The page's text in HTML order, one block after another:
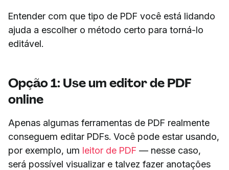
Entender com que tipo de PDF você está lidando
ajuda a escolher o método certo para torná-lo
editável.
Opção 1: Use um editor de PDF
online
Apenas algumas ferramentas de PDF realmente
conseguem editar PDFs. Você pode estar usando,
por exemplo, um leitor de PDF — nesse caso,
será possível visualizar e talvez fazer anotações